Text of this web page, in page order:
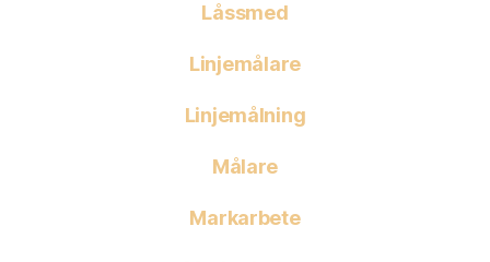
Låssmed
Linjemålare
Linjemålning
Målare
Markarbete